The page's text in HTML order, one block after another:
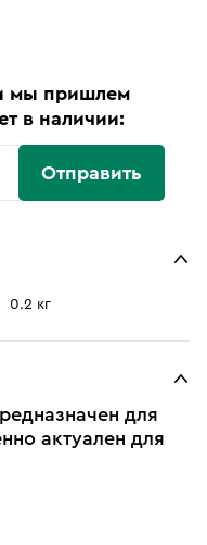
мы пришлем
в наличии:
Отправить
0.2 кг
для
актуален для